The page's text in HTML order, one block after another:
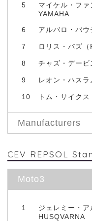
5
マイケル・ファ
YAMAHA
6 アルバロ・バ
7 ロリス・バズ
8 チャズ・デー
9 レオン・ハス
10 トム・サイク
Manufacturers
CEV REPSOL
Moto3
1
ジェレミー・ア
HUSQVARNA